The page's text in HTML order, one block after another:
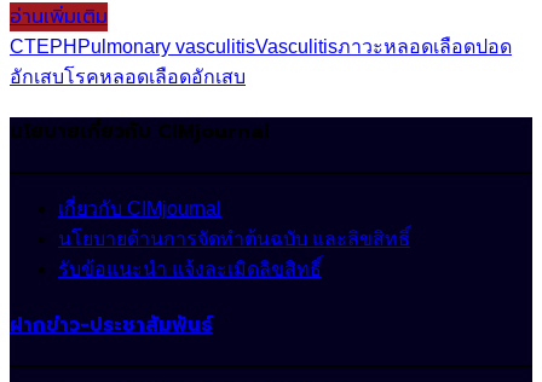
อ่านเพิ่มเติม
CTEPH Pulmonary vasculitisVasculitisภาวะหลอดเลือดปอด
อักเสบโรคหลอดเลือดอักเสบ
นโยบายเกี่ยวกับ CIMjournal
เกี่ยวกับ CIMjournal
นโยบายด้านการจัดทำต้นฉบับ และลิขสิทธิ์
รับข้อแนะนำ แจ้งละเมิดลิขสิทธิ์
ฝากข่าว-ประชาสัมพันธ์